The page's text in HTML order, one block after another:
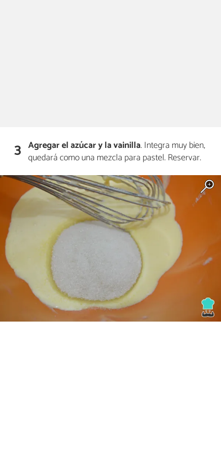
3 Agregar el azúcary la vainilla. Integra muy bien,
quedará como una mezcla para pastel. Reservar.